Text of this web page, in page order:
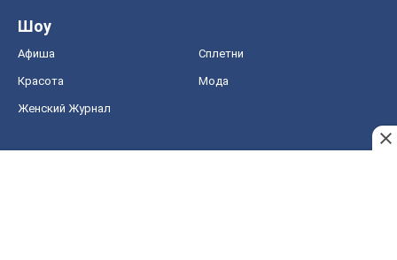
Шоу
Афиша Сплетни
Красота Мода
Женский Журнал